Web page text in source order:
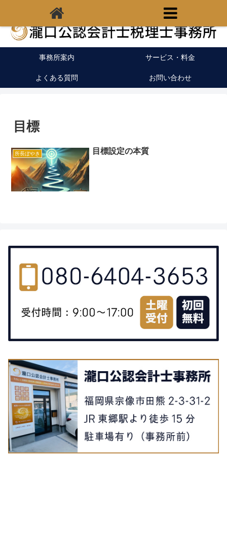
福岡県宗像市の税理士｜開業支援｜クラウド会計
事務所案内 サービス・料金
よくある質問 お問い合わせ
目標
所長ぼやき 目標設定の本質